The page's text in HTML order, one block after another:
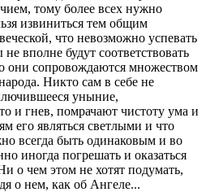
тому более всех нужно
извиниться тем общим
что невозможно успевать
вполне будут соответствовать
они сопровождаются множеством
Никто сам в себе не
уныние,
и гнев, помрачают чистоту ума и
его являться светлыми и что
всегда быть одинаковым и во
иногда погрешать и оказаться
о чем этом не хотят подумать,
о нем, как об Ангеле...